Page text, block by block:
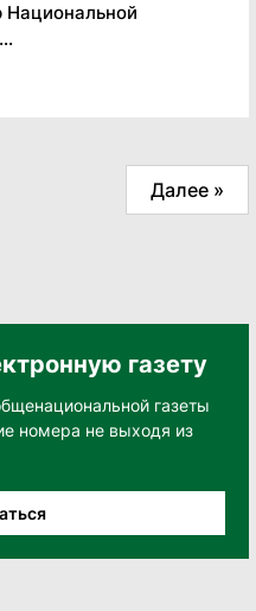
Далее »
газету
газеты
номера не выходя из